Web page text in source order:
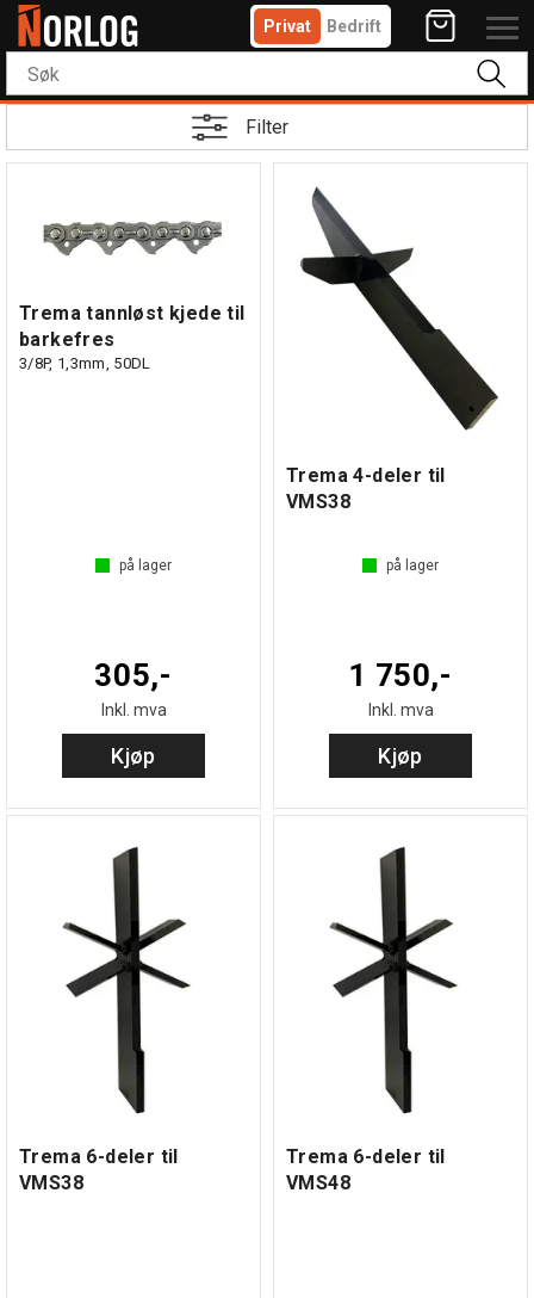
Privat Bedrift
Filter
Trema tannløst kjede til
barkefres
3/8P, 1,3mm, 50DL
på lager
305,-
Inkl. mva
Kjøp
Trema 4-deler til
VMS38
på lager
1 750,-
Inkl. mva
Kjøp
Trema 6-deler til
VMS38
Trema 6-deler til
VMS48